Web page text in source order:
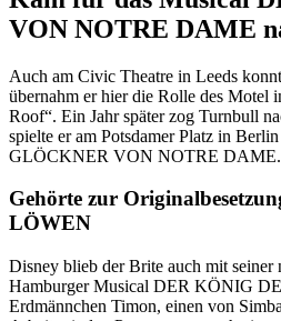
VON NOTRE DAME
Auch am Civic Theatre in Leeds
übernahm er hier die Rolle des Motel
Roof“. Ein Jahr später zog Turnbull
spielte er am Potsdamer Platz in
GLÖCKNER VON NOTRE DAME.
Gehörte zur
LÖWEN
Disney blieb der Brite auch mit seiner
Hamburger Musical DER KÖNIG
Erdmännchen Timon, einen von